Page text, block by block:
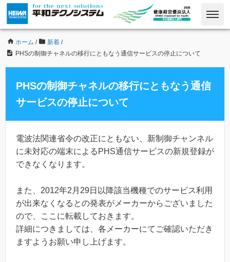
ホーム / 新着 /
PHSの制御チャネルの移行にともなう通信サービスの停止について
PHSの制御チャネルの移行にともなう通信
サービスの停止について
電波法関連省令の改正にともない、新制御チャンネル
に未対応の端末によるPHS通信サービスの新規登録が
できなくなります。
また、2012年2月29日以降該当機種でのサービス利用
が出来なくなるとの発表がメーカーからございました
ので、ここに転載しておきます。
詳細につきましては、各メーカーにてご確認いただき
ますようお願い申し上げます。